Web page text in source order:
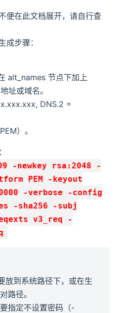
便在此文档展开，请自行查
成步骤：
alt_names 节点下加上
址或域名。
DNS.2 =
）。
：
-newkey rsa:2048 -
PEM -keyout
-verbose -config
-sha256 -subj
v3_req -
放到系统路径下，或在生
路径。
指定不设置密码（-